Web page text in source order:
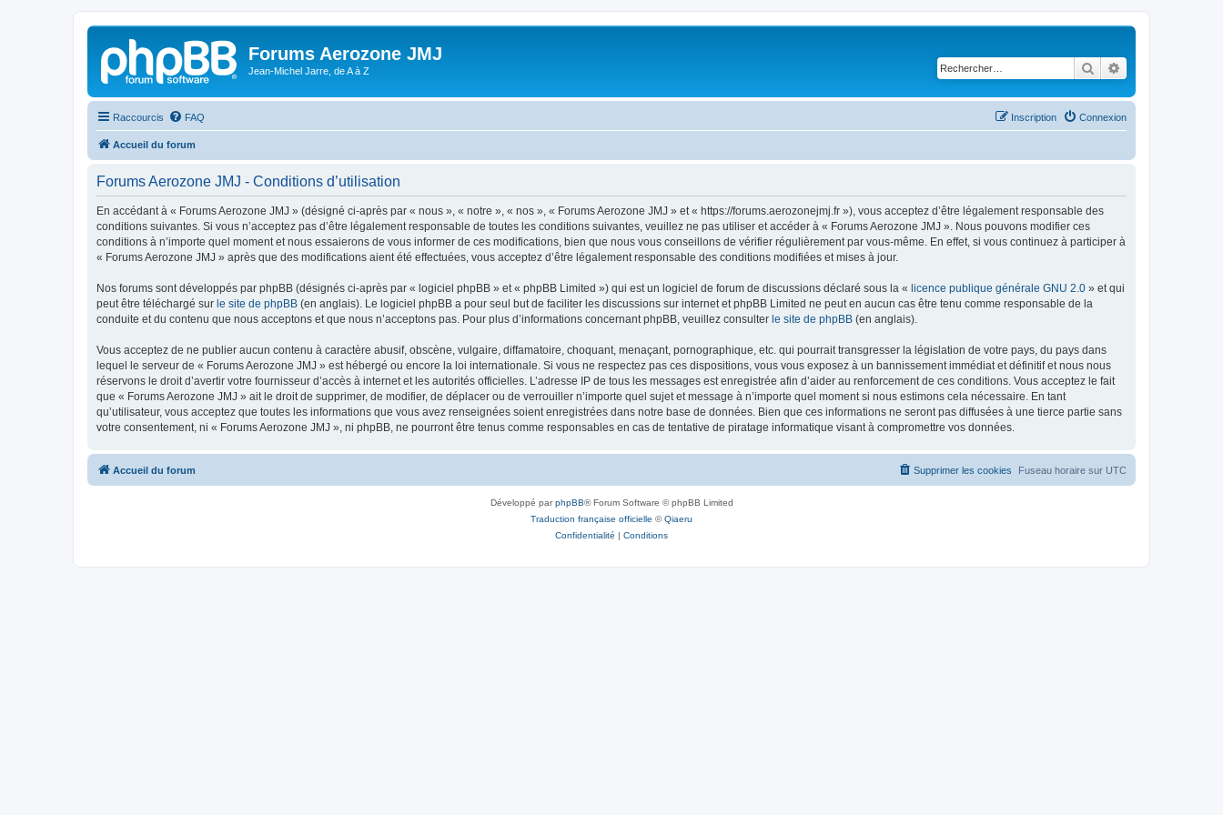
Forums Aerozone JMJ
Jean-Michel Jarre, de A à Z Rechercher
Raccourcis FAQ Connexion
Inscription
Accueil du forum
Forums Aerozone JMJ - Conditions d’utilisation
En accédant à « Forums Aerozone JMJ » (désigné ci-après par « nous », « notre », « nos », « Forums Aerozone JMJ » et « https://forums.aerozonejmj.fr »), vous acceptez d’être légalement responsable des
conditions suivantes. Si vous n’acceptez pas d’être légalement responsable de toutes les conditions suivantes, veuillez ne pas utiliser et accéder à « Forums Aerozone JMJ ». Nous pouvons modifier ces
conditions à n’importe quel moment et nous essaierons de vous informer de ces modifications, bien que nous vous conseillons de vérifier régulièrement par vous-même. En effet, si vous continuez à participer à
« Forums Aerozone JMJ » après que des modifications aient été effectuées, vous acceptez d’être légalement responsable des conditions modifiées et mises à jour.
Nos forums sont développés par phpBB (désignés ci-après par « logiciel phpBB » et « phpBB Limited ») qui est un logiciel de forum de discussions déclaré sous la « licence publique générale GNU 2.0 » et qui
peut être téléchargé sur le site de phpBB (en anglais). Le logiciel phpBB a pour seul but de faciliter les discussions sur internet et phpBB Limited ne peut en aucun cas être tenu comme responsable de la
conduite et du contenu que nous acceptons et que nous n’acceptons pas. Pour plus d’informations concernant phpBB, veuillez consulter le site de phpBB (en anglais).
Vous acceptez de ne publier aucun contenu à caractère abusif, obscène, vulgaire, diffamatoire, choquant, menaçant, pornographique, etc. qui pourrait transgresser la législation de votre pays, du pays dans
lequel le serveur de « Forums Aerozone JMJ » est hébergé ou encore la loi internationale. Si vous ne respectez pas ces dispositions, vous vous exposez à un bannissement immédiat et définitif et nous nous
réservons le droit d’avertir votre fournisseur d’accès à internet et les autorités officielles. L’adresse IP de tous les messages est enregistrée afin d’aider au renforcement de ces conditions. Vous acceptez le fait
que « Forums Aerozone JMJ » ait le droit de supprimer, de modifier, de déplacer ou de verrouiller n’importe quel sujet et message à n’importe quel moment si nous estimons cela nécessaire. En tant
qu’utilisateur, vous acceptez que toutes les informations que vous avez renseignées soient enregistrées dans notre base de données. Bien que ces informations ne seront pas diffusées à une tierce partie sans
votre consentement, ni « Forums Aerozone JMJ », ni phpBB, ne pourront être tenus comme responsables en cas de tentative de piratage informatique visant à compromettre vos données.
Accueil du forum Fuseau horaire sur UTC
Supprimer les cookies
Développé parphpBB® Forum Software © phpBB Limited
Traduction française officielle ©Qiaeru
Confidentialité | Conditions